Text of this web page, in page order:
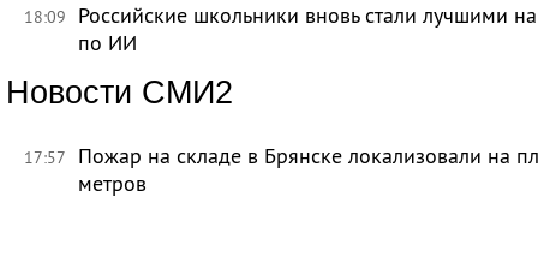
18:09
Российские школьники вновь стали лучшими
по ИИ
Новости СМИ2
17:57
Пожар на складе в Брянске локализовали на
метров